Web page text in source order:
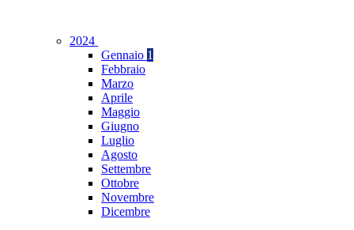
2024
Gennaio 1
Febbraio
Marzo
Aprile
Maggio
Giugno
Luglio
Agosto
Settembre
Ottobre
Novembre
Dicembre